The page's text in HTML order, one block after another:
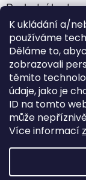
K ukládání a/
používáme
Děláme to,
zobrazovali
těmito
údaje, jako je
ID na tomto
může
Více informací
Poslední
Jehla
|
ano
|